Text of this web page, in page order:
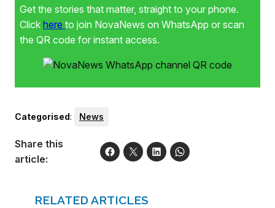
Get the stories that matter, straight to your phone.
Click here to join NovaNews on WhatsApp or scan
the QR code for instant access.
Categorised: News
Share this
article:
RELATED ARTICLES